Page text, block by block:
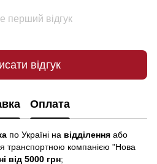
перший відгук
відгук
Оплата
по Україні на відділення або
транспортною компанією "Нова
від 5000 грн;